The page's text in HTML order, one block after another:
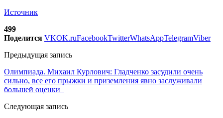
Источник
499
Поделится VKOK.ruFacebookTwitterWhatsAppTelegramViber
Предыдущая запись
Олимпиада. Михаил Курлович: Гладченко засудили очень
сильно, все его прыжки и приземления явно заслуживали
большей оценки
Следующая запись